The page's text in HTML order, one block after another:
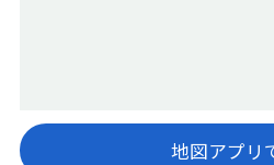
地図アプリ